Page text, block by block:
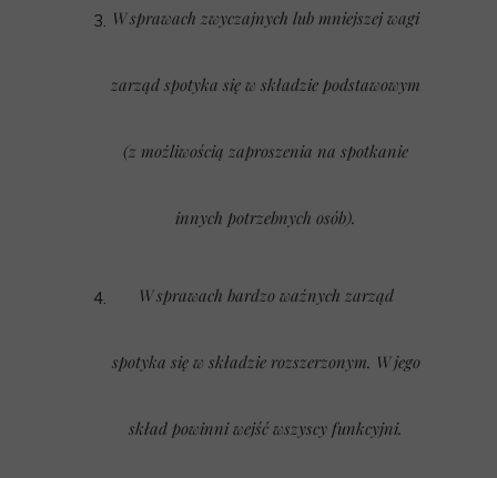
W sprawach zwyczajnych lub mniejszej wagi
zarząd spotyka się w składzie podstawowym
(z możliwością zaproszenia na spotkanie
innych potrzebnych osób).
W sprawach bardzo ważnych zarząd
spotyka się w składzie rozszerzonym. W jego
skład powinni wejść wszyscy funkcyjni.